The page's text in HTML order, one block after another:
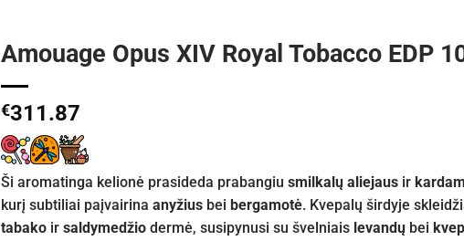
Amouage Opus XIV Royal Tobacco EDP
€311.87
Ši aromatinga kelionė prasideda prabangiu smilkalų aliejaus ir
kurį subtiliai paįvairina anyžius bei bergamotė. Kvepalų širdyje
tabako ir saldymedžio dermė, susipynusi su švelniais levandų bei